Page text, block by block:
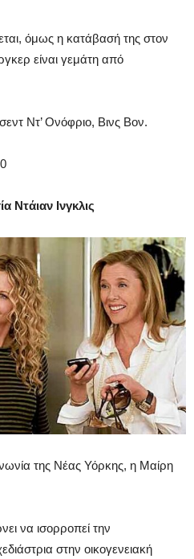
όμως η κατάβασή της στον
είναι γεμάτη από
Ντ’ Ονόφριο, Βινς Βον.
Ντάιαν Ινγκλις
της Νέας Υόρκης, η Μαίρη
να ισορροπεί την
στην οικογενειακή